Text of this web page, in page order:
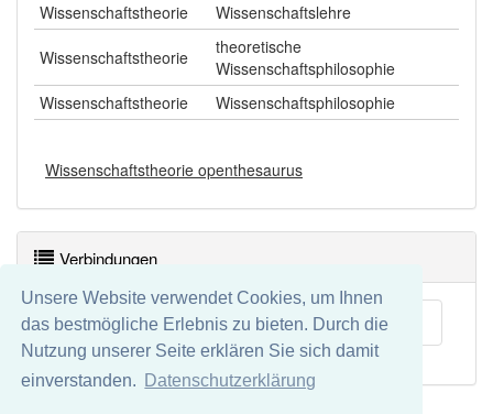
Unsere Website verwendet Cookies, um Ihnen
das bestmögliche Erlebnis zu bieten. Durch die
Nutzung unserer Seite erklären Sie sich damit
einverstanden.
Datenschutzerklärung
Wissenschaftstheorie
Wissenschaftslehre
Wissenschaftstheorie
theoretische
Wissenschaftsphilosophie
Wissenschaftstheorie
Wissenschaftsphilosophie
Wissenschaftstheorie openthesaurus
Verbindungen
Methodenlehre